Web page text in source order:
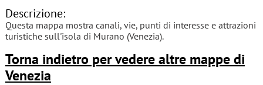
Descrizione:
Questa mappa mostra canali, vie, punti di interesse e attrazioni
turistiche sull'isola di Murano (Venezia).
Torna indietro per vedere altre mappe di
Venezia